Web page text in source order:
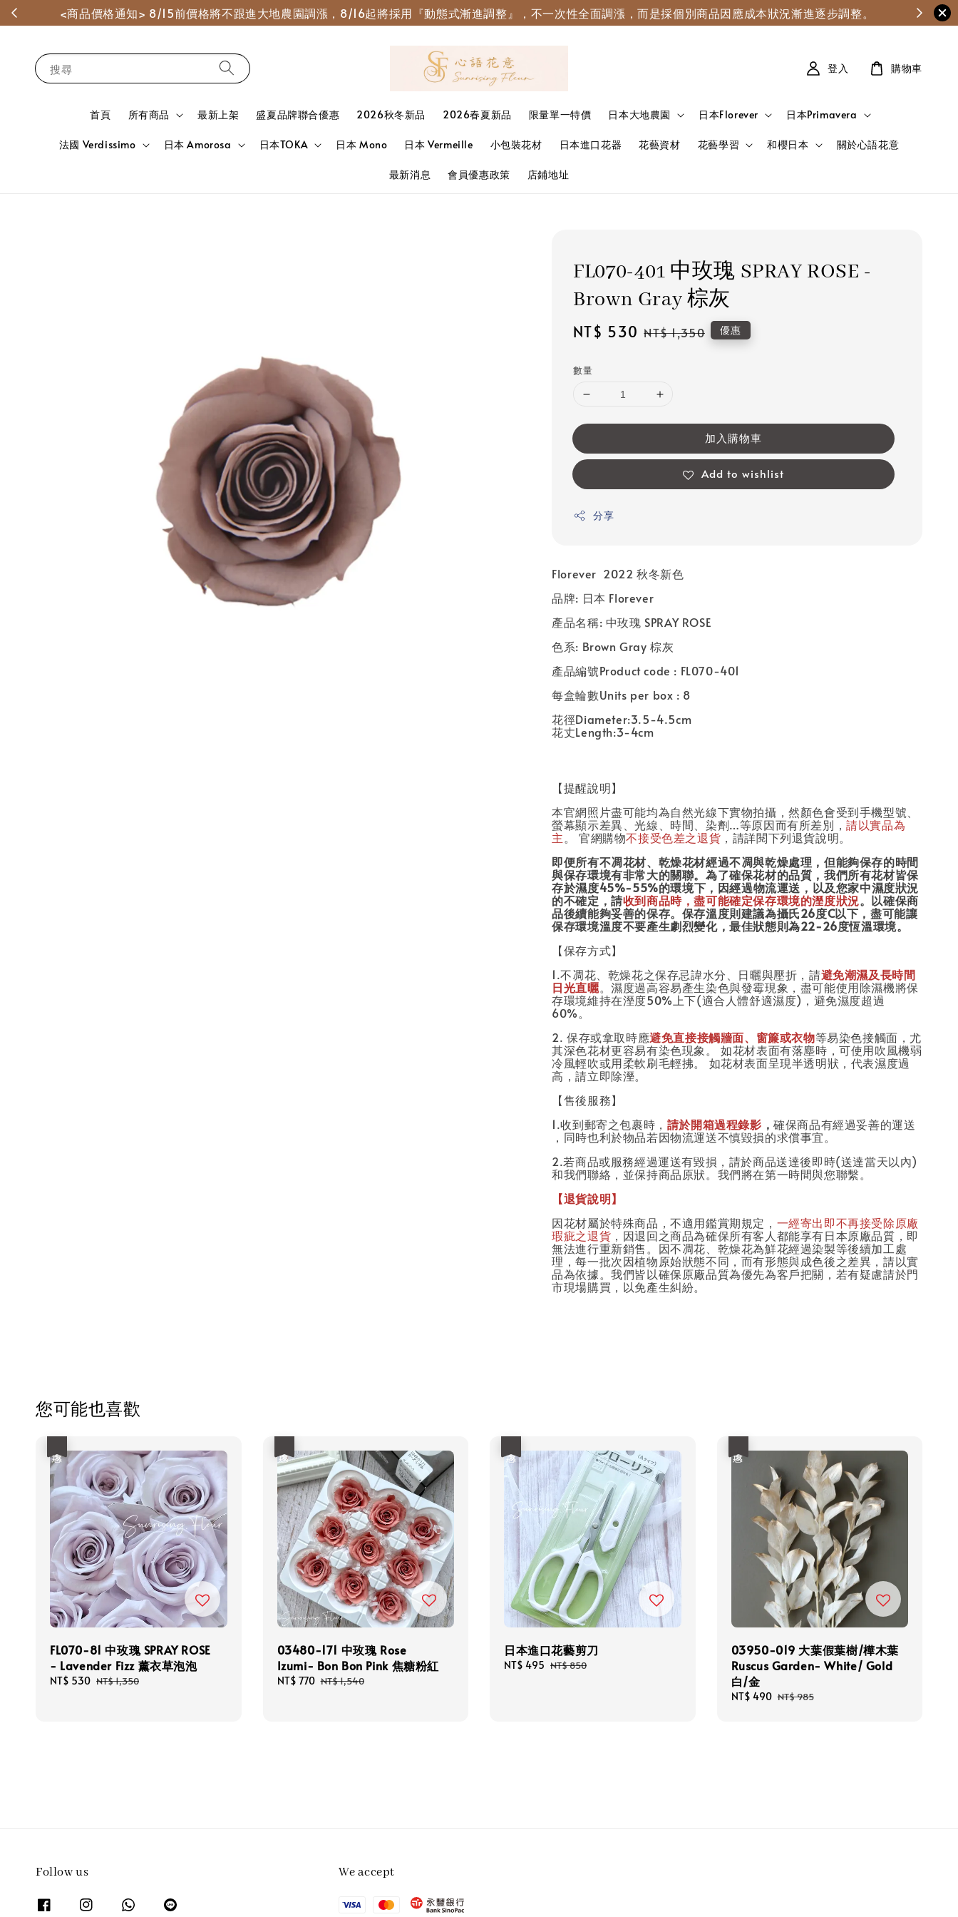
<商品價格通知> 8/15前價格將不跟進大地農園調漲，8/16起將採用『動態式漸進調整』，不一次性全面調漲，而是採個別商品因應成本狀況漸進逐步調整。
搜尋
首頁 所有商品 最新上架 盛夏品牌聯合優惠 2026秋冬新品 2026春夏新品 限量單一特價 日本大地農園 日本Florever 日本Primavera
法國 Verdissimo 日本 Amorosa 日本TOKA 日本 Mono 日本 Vermeille 小包裝花材 日本進口花器 花藝資材 花藝學習 和櫻日本 關於心語花意
最新消息 會員優惠政策 店鋪地址
登入 購物車
FL070-401 中玫瑰 SPRAY ROSE -
Brown Gray 棕灰
Sale
NT$ 530 Regular
NT$ 1,350 優惠
數量
加入購物車
Add to wishlist
分享
Florever 2022 秋冬新色
品牌: 日本 Florever
產品名稱: 中玫瑰 SPRAY ROSE
色系: Brown Gray 棕灰
產品編號Product code : FL070-401
每盒輪數Units per box : 8
花徑Diameter:3.5-4.5cm
花丈Length:3-4cm
【提醒說明】
本官網照片盡可能均為自然光線下實物拍攝，然顏色會受到手機型號、
螢幕顯示差異、光線、時間、染劑…等原因而有所差別，請以實品為
主。 官網購物不接受色差之退貨 ，請詳閱下列退貨說明。
即便所有不凋花材、乾燥花材經過不凋與乾燥處理，但能夠保存的時間
與保存環境有非常大的關聯。為了確保花材的品質，我們所有花材皆保
存於濕度45%-55%的環境下，因經過物流運送，以及您家中濕度狀況
的不確定，請收到商品時，盡可能確定保存環境的溼度狀況。以確保商
品後續能夠妥善的保存。保存溫度則建議為攝氏26度C以下，盡可能讓
保存環境溫度不要產生劇烈變化，最佳狀態則為22-26度恆溫環境。
【保存方式】
1.不凋花、乾燥花之保存忌諱水分、日曬與壓折，請避免潮濕及長時間
日光直曬。濕度過高容易產生染色與發霉現象，盡可能使用除濕機將保
存環境維持在溼度50%上下(適合人體舒適濕度)，避免濕度超過
60%。
2. 保存或拿取時應避免直接接觸牆面、窗簾或衣物等易染色接觸面，尤
其深色花材更容易有染色現象。 如花材表面有落塵時，可使用吹風機弱
冷風輕吹或用柔軟刷毛輕拂。 如花材表面呈現半透明狀，代表濕度過
高，請立即除溼。
【售後服務】
1.收到郵寄之包裹時， 請於開箱過程錄影 ，確保商品有經過妥善的運送
，同時也利於物品若因物流運送不慎毀損的求償事宜。
2.若商品或服務經過運送有毀損，請於商品送達後即時(送達當天以內)
和我們聯絡，並保持商品原狀。我們將在第一時間與您聯繫。
【退貨說明】
因花材屬於特殊商品，不適用鑑賞期規定， 一經寄出即不再接受除原廠
瑕疵之退貨 ，因退回之商品為確保所有客人都能享有日本原廠品質，即
無法進行重新銷售。因不凋花、乾燥花為鮮花經過染製等後續加工處
理，每一批次因植物原始狀態不同，而有形態與成色後之差異，請以實
品為依據。我們皆以確保原廠品質為優先為客戶把關，若有疑慮請於門
市現場購買，以免產生糾紛。
您可能也喜歡
FL070-81 中玫瑰 SPRAY ROSE
- Lavender Fizz 薰衣草泡泡
Sale
NT$ 530 Regular
NT$ 1,350
03480-171 中玫瑰 Rose
Izumi- Bon Bon Pink 焦糖粉紅
Sale
NT$ 770 Regular
NT$ 1,540
日本進口花藝剪刀
Sale
NT$ 495 Regular
NT$ 850
03950-019 大葉假葉樹/樺木葉
Ruscus Garden- White/ Gold
白/金
Sale
NT$ 490 Regular
NT$ 985
Follow us We accept